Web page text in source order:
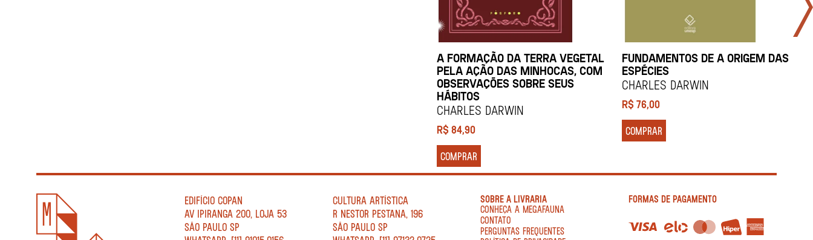
A FORMAÇÃO DA TERRA VEGETAL
PELA AÇÃO DAS MINHOCAS, COM
OBSERVAÇÕES SOBRE SEUS
HÁBITOS
Charles Darwin
R$84,90
COMPRAR
FUNDAMENTOS DE A ORIGEM DAS
ESPÉCIES
Charles Darwin
R$76,00
COMPRAR
EDIFÍCIO COPAN
AV IPIRANGA 200, LOJA 53
SÃO PAULO SP
CULTURA ARTÍSTICA
R NESTOR PESTANA, 196
SÃO PAULO SP
SOBRE A LIVRARIA
CONHEÇA A MEGAFAUNA
CONTATO
PERGUNTAS FREQUENTES
FORMAS DE PAGAMENTO